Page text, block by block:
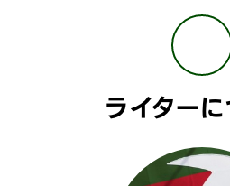
ライター